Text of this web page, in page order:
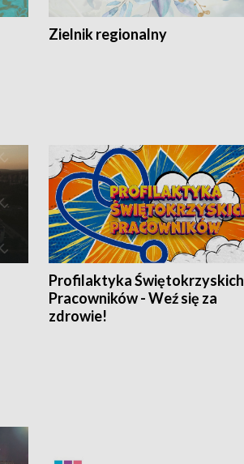
Zielnik regionalny
Profilaktyka Świętokrzyskich
Pracowników - Weź się za
zdrowie!